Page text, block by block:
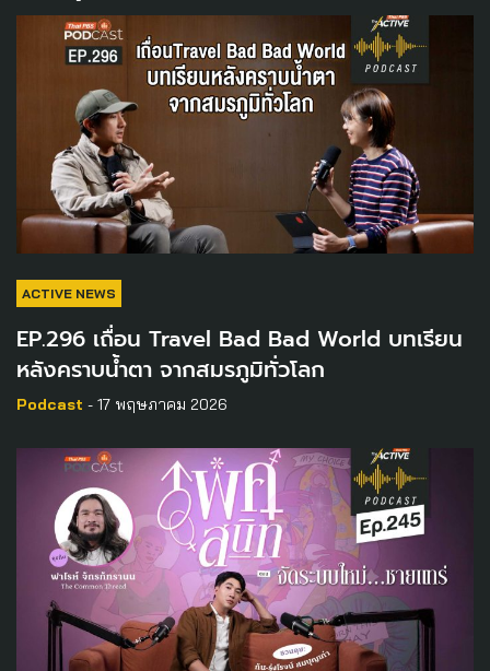
ACTIVE NEWS
EP.296 เถื่อน Travel Bad Bad World บทเรียน
หลังคราบน้ำตา จากสมรภูมิทั่วโลก
Podcast - 17 พฤษภาคม 2026